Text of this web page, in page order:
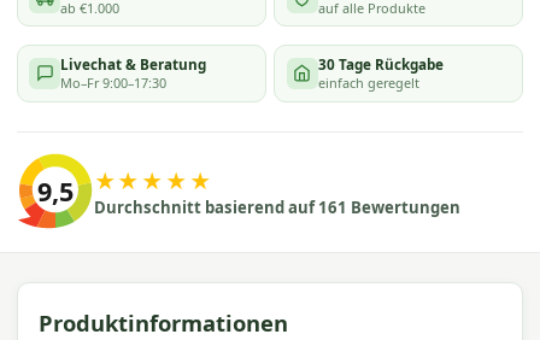
ab €1.000
auf alle Produkte
Livechat & Beratung
Mo–Fr 9:00–17:30
30 Tage Rückgabe
einfach geregelt
9,5 ★★★★★
Durchschnitt basierend auf 161 Bewertungen
Produktinformationen